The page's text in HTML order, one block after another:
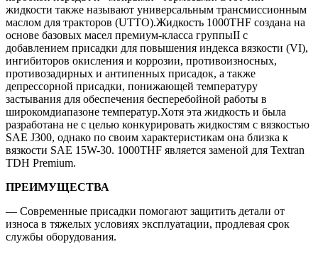
жидкости также называют универсальным трансмиссионным
маслом для тракторов (UTTO).Жидкость 1000THF создана на
основе базовых масел премиум-класса группыII с
добавлением присадки для повышения индекса вязкости (VI),
ингибиторов окисления и коррозии, противоизносных,
противозадирных и антипенных присадок, а также
депрессорной присадки, понижающей температуру
застывания для обеспечения бесперебойной работы в
широкомдиапазоне температур.Хотя эта жидкость и была
разработана не с целью конкурировать жидкостям с вязкостью
SAE J300, однако по своим характеристикам она близка к
вязкости SAE 15W-30. 1000THF является заменой для Textran
TDH Premium.
ПРЕИМУЩЕСТВА
— Современные присадки помогают защитить детали от
износа в тяжелых условиях эксплуатации, продлевая срок
службы оборудования.